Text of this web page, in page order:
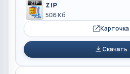
ZIP
506 Кб
Карточка
Скачать